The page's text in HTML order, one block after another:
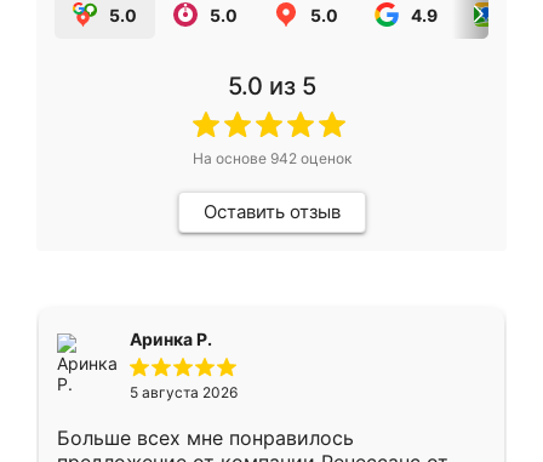
5.0 5.0 5.0 4.9
5.0 из 5
На основе 942оценок
Оставить отзыв
Аринка Р.
5 августа 2026
Больше всех мне понравилось